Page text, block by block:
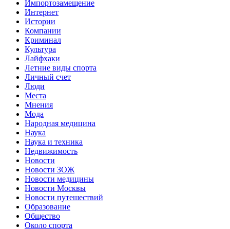
Импортозамещение
Интернет
Истории
Компании
Криминал
Культура
Лайфхаки
Летние виды спорта
Личный счет
Люди
Места
Мнения
Мода
Народная медицина
Наука
Наука и техника
Недвижимость
Новости
Новости ЗОЖ
Новости медицины
Новости Москвы
Новости путешествий
Образование
Общество
Около спорта